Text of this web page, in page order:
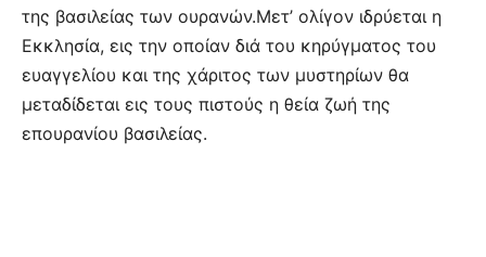
της βασιλείας των ουρανών.Μετ’ ολίγον ιδρύεται η
Εκκλησία, εις την οποίαν διά του κηρύγματος του
ευαγγελίου και της χάριτος των μυστηρίων θα
μεταδίδεται εις τους πιστούς η θεία ζωή της
επουρανίου βασιλείας.